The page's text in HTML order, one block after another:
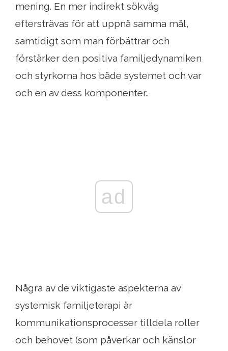
mening. En mer indirekt sökväg
eftersträvas för att uppnå samma mål,
samtidigt som man förbättrar och
förstärker den positiva familjedynamiken
och styrkorna hos både systemet och var
och en av dess komponenter..
ad
Några av de viktigaste aspekterna av
systemisk familjeterapi är
kommunikationsprocesser tilldela roller
och behovet (som påverkar och känslor